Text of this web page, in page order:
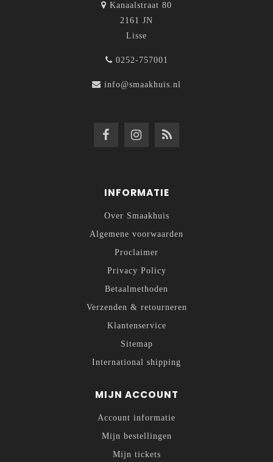
Kanaalstraat 80
2161 JN
Lisse
0252-757001
info@smaakhuis.nl
INFORMATIE
Over Smaakhuis
Algemene voorwaarden
Proclaimer
Privacy Policy
Betaalmethoden
Verzenden & retourneren
Klantenservice
Sitemap
International shipping
MIJN ACCOUNT
Account informatie
Mijn bestellingen
Mijn tickets